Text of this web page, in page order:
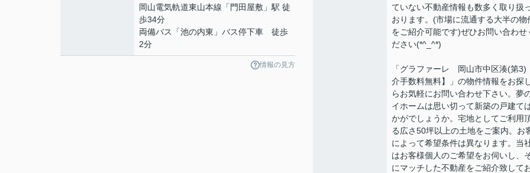
岡山電気軌道東山本線 「門田屋敷 」駅 徒
歩34分
両備バス「池の内東」バス停下車 徒歩
2分
情報の見方
ていない不動産情報も数多く取り扱
おります。(市場に流通する大半の物
をご紹介可能です)ぜひお問い合わせ
ださい(*^_^*)
「グラファーレ 岡山市中区湊(第3)
介手数料無料】」の物件情報をお探
らお気軽にお問い合わせ下さい。夢
イホームは思い切って新築の戸建て
かがでしょうか。宅地としてご利用
る広さ50坪以上の土地をご案内。お
によって希望条件は異なります。当
はお客様個人のご希望をお伺いし、
にマッチした不動産をご紹介致して